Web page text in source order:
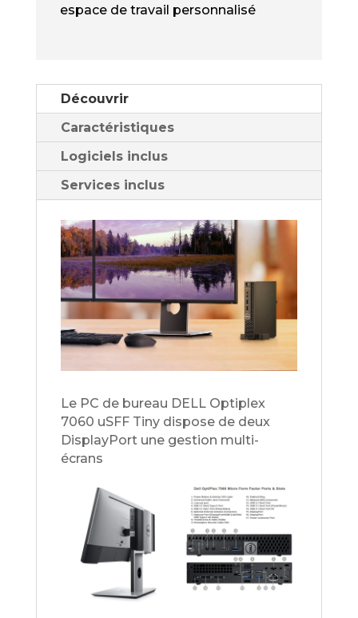
QUADespace de travail personnalisé
Découvrir
Caractéristiques
Logiciels inclus
Services inclus
Le PC de bureau DELL Optiplex
7060 uSFF Tiny dispose de deux
DisplayPort une gestion multi-
écrans